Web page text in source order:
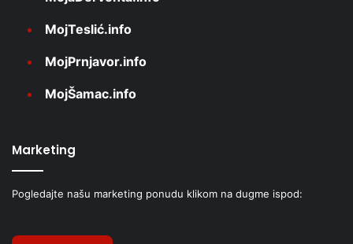
MojTeslić.info
MojPrnjavor.info
MojŠamac.info
Marketing
Pogledajte našu marketing ponudu klikom na dugme ispod: